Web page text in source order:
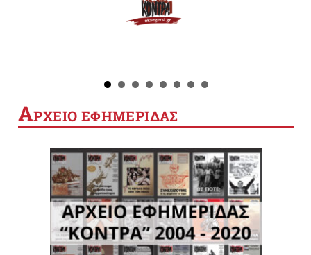
ΑΡΧΕΙΟ ΕΦΗΜΕΡΙΔΑΣ